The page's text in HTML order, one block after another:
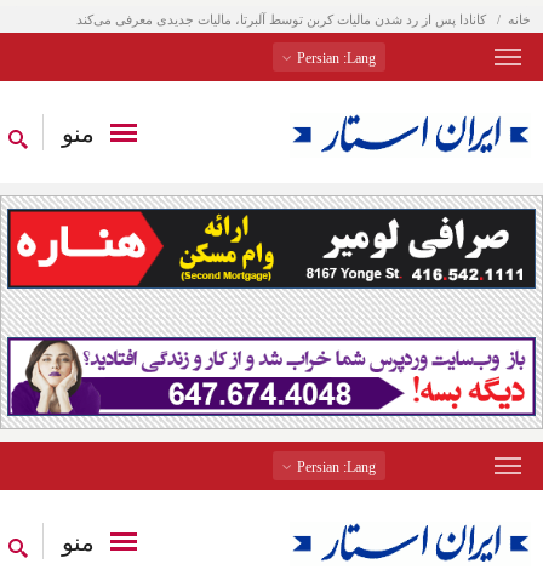
خانه کانادا پس از رد شدن مالیات کربن توسط آلبرتا، مالیات جدیدی معرفی می‌کند
Lang
: Persian
منو
Lang
: Persian
منو